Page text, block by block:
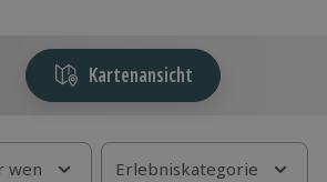
Kartenansicht
wen Erlebniskategorie